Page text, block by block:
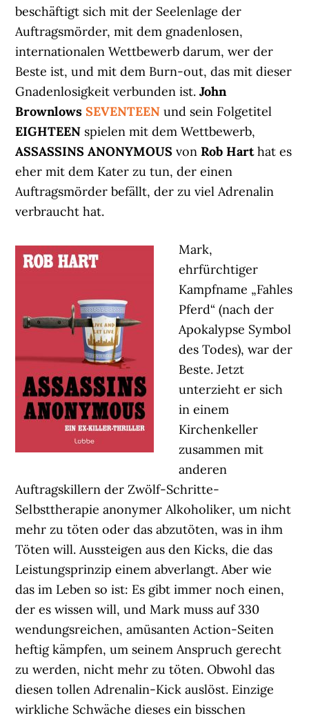
beschäftigt sich mit der Seelenlage der
Auftragsmörder, mit dem gnadenlosen,
internationalen Wettbewerb darum, wer der
Beste ist, und mit dem Burn-out, das mit dieser
Gnadenlosigkeit verbunden ist.John
BrownlowsSEVENTEEN und sein Folgetitel
EIGHTEEN spielen mit dem Wettbewerb,
ASSASSINS ANONYMOUSvonRob Harthat es
eher mit dem Kater zu tun, der einen
Auftragsmörder befällt, der zu viel Adrenalin
verbraucht hat.
Mark,
ehrfürchtiger
Kampfname „Fahles
Pferd“ (nach der
Apokalypse Symbol
des Todes), war der
Beste. Jetzt
unterzieht er sich
in einem
Kirchenkeller
zusammen mit
anderen
Auftragskillern der Zwölf-Schritte-
Selbsttherapie anonymer Alkoholiker, um nicht
mehr zu töten oder das abzutöten, was in ihm
Töten will. Aussteigen aus den Kicks, die das
Leistungsprinzip einem abverlangt. Aber wie
das im Leben so ist: Es gibt immer noch einen,
der es wissen will, und Mark muss auf 330
wendungsreichen, amüsanten Action-Seiten
heftig kämpfen, um seinem Anspruch gerecht
zu werden, nicht mehr zu töten. Obwohl das
diesen tollen Adrenalin-Kick auslöst. Einzige
wirkliche Schwäche dieses ein bisschen